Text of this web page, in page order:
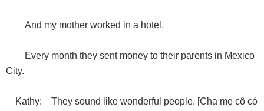
And my mother worked in a hotel.
Every month they sent money to their parents in Mexico
City.
Kathy: They sound like wonderful people. [Cha mẹ cô có